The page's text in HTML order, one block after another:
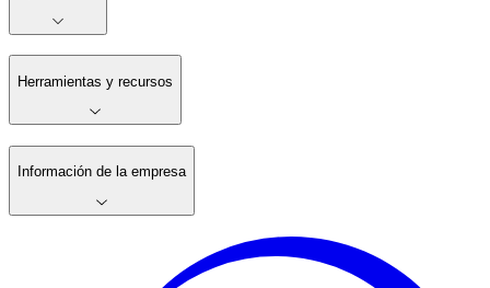
Herramientas y recursos
Información de la empresa